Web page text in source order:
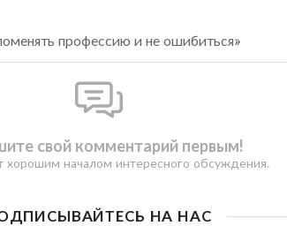
профессию и не ошибиться»
свой комментарий первым!
хорошим началом интересного обсуждения.
НА НАС